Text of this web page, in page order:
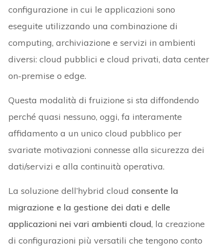
configurazione in cui le applicazioni sono
eseguite utilizzando una combinazione di
computing, archiviazione e servizi in ambienti
diversi: cloud pubblici e cloud privati, data center
on-premise o edge.
Questa modalità di fruizione si sta diffondendo
perché quasi nessuno, oggi, fa interamente
affidamento a un unico cloud pubblico per
svariate motivazioni connesse alla sicurezza dei
dati/servizi e alla continuità operativa.
La soluzione dell’hybrid cloud consente la
migrazione e la gestione dei dati e delle
applicazioni nei vari ambienti cloud, la creazione
di configurazioni più versatili che tengono conto